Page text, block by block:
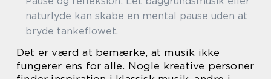
naturlyde kan skabe en mental pause uden at
bryde tankeflowet.
Det er værd at bemærke, at musik ikke
fungerer ens for alle. Nogle kreative personer